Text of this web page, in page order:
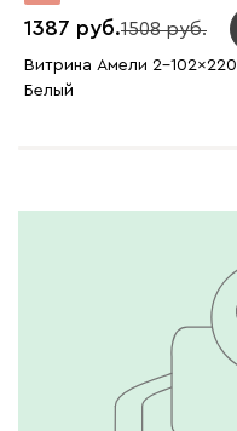
1387 1508
Витрина Амели 2-102x220
Белый